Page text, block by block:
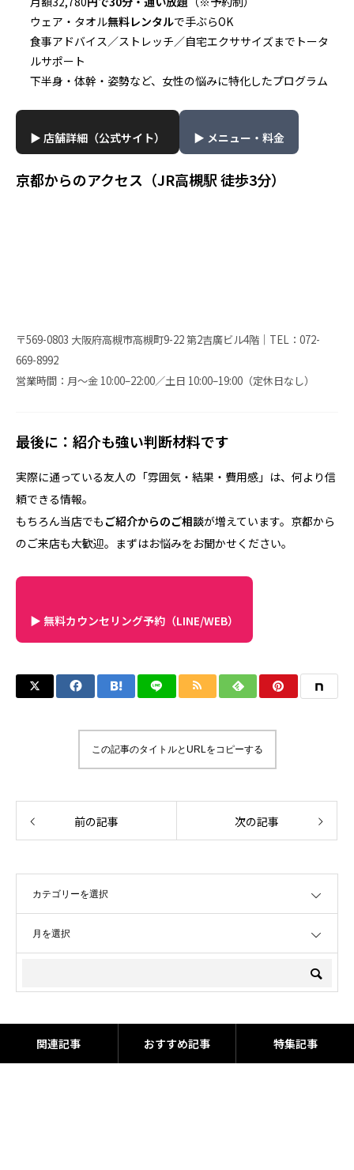
ウェア・タオル無料レンタルで手ぶらOK
食事アドバイス／ストレッチ／自宅エクササイズまでトータ
ルサポート
下半身・体幹・姿勢など、女性の悩みに特化したプログラム
▶ 店舗詳細（公式サイト） ▶ メニュー・料金
京都からのアクセス（JR高槻駅 徒歩3分）
〒569-0803 大阪府高槻市高槻町9-22 第2吉廣ビル4階｜TEL：072-
669-8992
営業時間：月〜金 10:00–22:00／土日 10:00–19:00（定休日なし）
最後に：紹介も強い判断材料です
実際に通っている友人の「雰囲気・結果・費用感」は、何より信
頼できる情報。
もちろん当店でも ご紹介からのご相談が増えています。京都から
のご来店も大歓迎。まずはお悩みをお聞かせください。
▶ 無料カウンセリング予約（LINE/WEB）
この記事のタイトルとURLをコピーする
前の記事 次の記事
関連記事 おすすめ記事 特集記事